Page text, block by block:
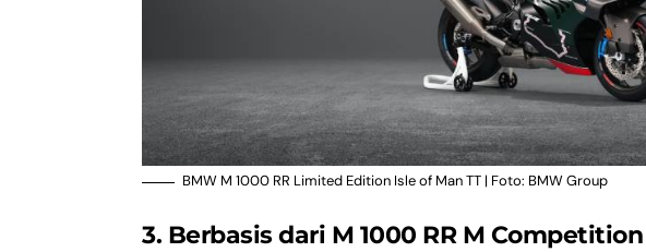
BMW M 1000 RR Limited Edition Isle of Man TT | Foto: BMW Group
3. Berbasis dari M 1000 RR M Competition